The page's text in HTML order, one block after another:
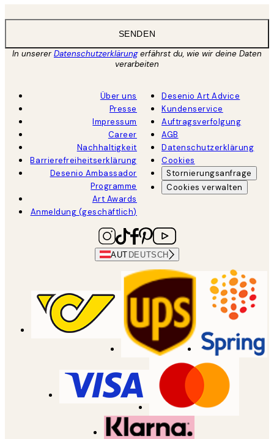
SENDEN
In unsererDatenschutzerklärungerfährst du, wie wir deine Daten
verarbeiten
Über uns
Presse
Impressum
Career
Nachhaltigkeit
Barrierefreiheitserklärung
Desenio Ambassador
Programme
Art Awards
Anmeldung (geschäftlich)
Desenio Art Advice
Kundenservice
Auftragsverfolgung
AGB
Datenschutzerklärung
Cookies
Stornierungsanfrage
Cookies verwalten
AUT DEUTSCH